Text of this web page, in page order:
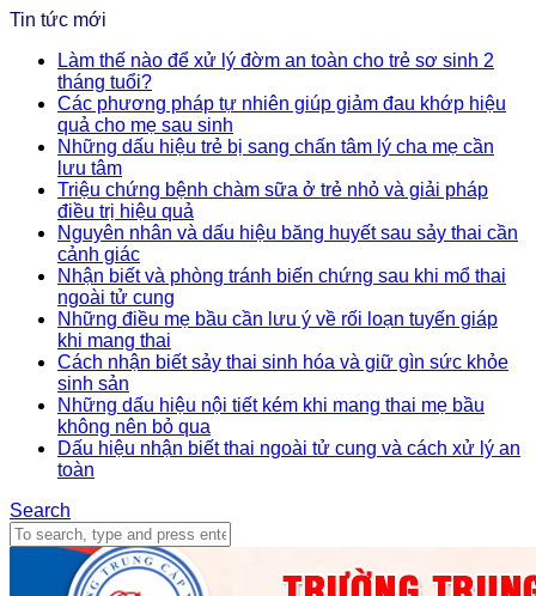
Tin tức mới
Làm thế nào để xử lý đờm an toàn cho trẻ sơ sinh 2
tháng tuổi?
Các phương pháp tự nhiên giúp giảm đau khớp hiệu
quả cho mẹ sau sinh
Những dấu hiệu trẻ bị sang chấn tâm lý cha mẹ cần
lưu tâm
Triệu chứng bệnh chàm sữa ở trẻ nhỏ và giải pháp
điều trị hiệu quả
Nguyên nhân và dấu hiệu băng huyết sau sảy thai cần
cảnh giác
Nhận biết và phòng tránh biến chứng sau khi mổ thai
ngoài tử cung
Những điều mẹ bầu cần lưu ý về rối loạn tuyến giáp
khi mang thai
Cách nhận biết sảy thai sinh hóa và giữ gìn sức khỏe
sinh sản
Những dấu hiệu nội tiết kém khi mang thai mẹ bầu
không nên bỏ qua
Dấu hiệu nhận biết thai ngoài tử cung và cách xử lý an
toàn
Search